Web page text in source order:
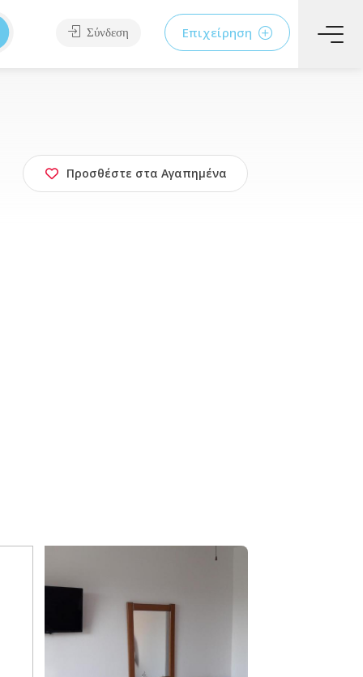
Σύνδεση Επιχείρηση
Προσθέστε στα Αγαπημένα